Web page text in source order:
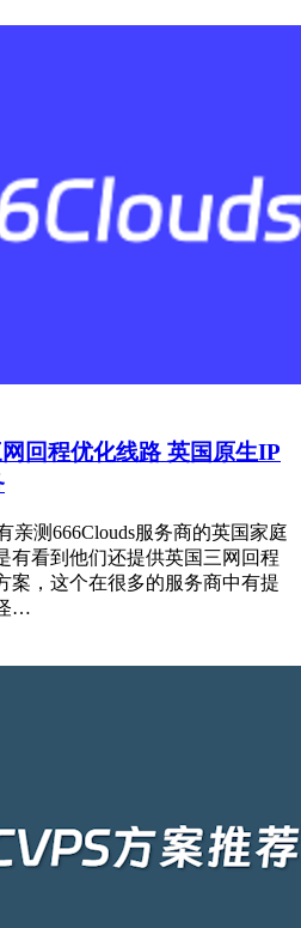
回程优化线路 英国原生IP
亲测666Clouds服务商的英国家庭
有看到他们还提供英国三网回程
案，这个在很多的服务商中有提
…